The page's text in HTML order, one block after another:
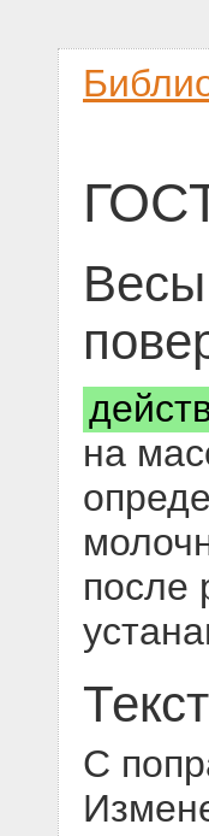
на
после
С